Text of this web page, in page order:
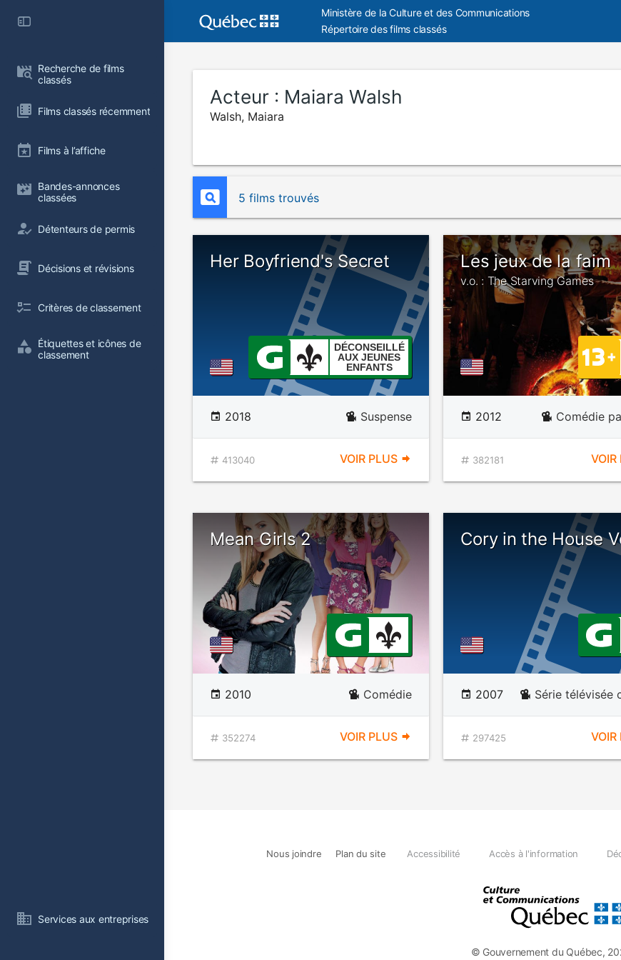
Recherche de films
classés
Films classés récemment
Films à l’affiche
Bandes-annonces
classées
Détenteurs de permis
Décisions et révisions
Critères de classement
Étiquettes et icônes de
classement
Services aux entreprises
Ministère de la Culture et des Communications
Répertoire des films classés
Acteur : Maiara Walsh
Walsh, Maiara
5 films trouvés
Her Boyfriend's Secret
DÉCONSEILLÉ
AUX JEUNES
ENFANTS
2018 Suspense
413040 VOIR PLUS
Les jeux de la faim
v.o. : The Starving Games
2012 Comédie
382181 VOIR
Mean Girls 2
2010 Comédie
352274 VOIR PLUS
Cory in the House
2007 Série télévisée
297425 VOIR
© Gouvernement du Québec,
Nous joindre Plan du site Accessibilité Accès à l'information